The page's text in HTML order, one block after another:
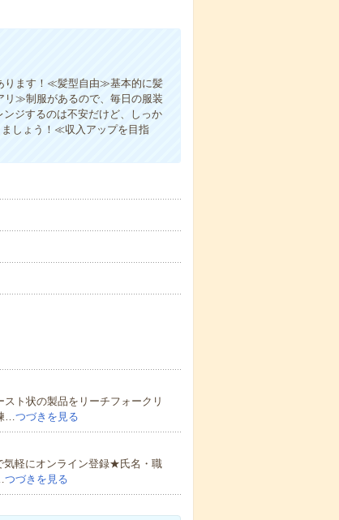
ります！≪髪型自由≫基本的に髪
リ≫制服があるので、毎日の服装
ジするのは不安だけど、しっか
しょう！≪収入アップを目指
ト状の製品をリーチフォークリ
… つづきを見る
軽にオンライン登録★氏名・職
つづきを見る